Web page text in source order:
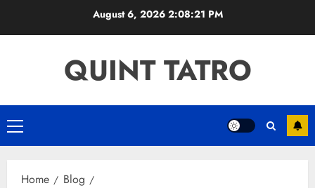
August 6, 2026 2:08:22 PM
QUINT TATRO
Primary
Menu
Home
Blog